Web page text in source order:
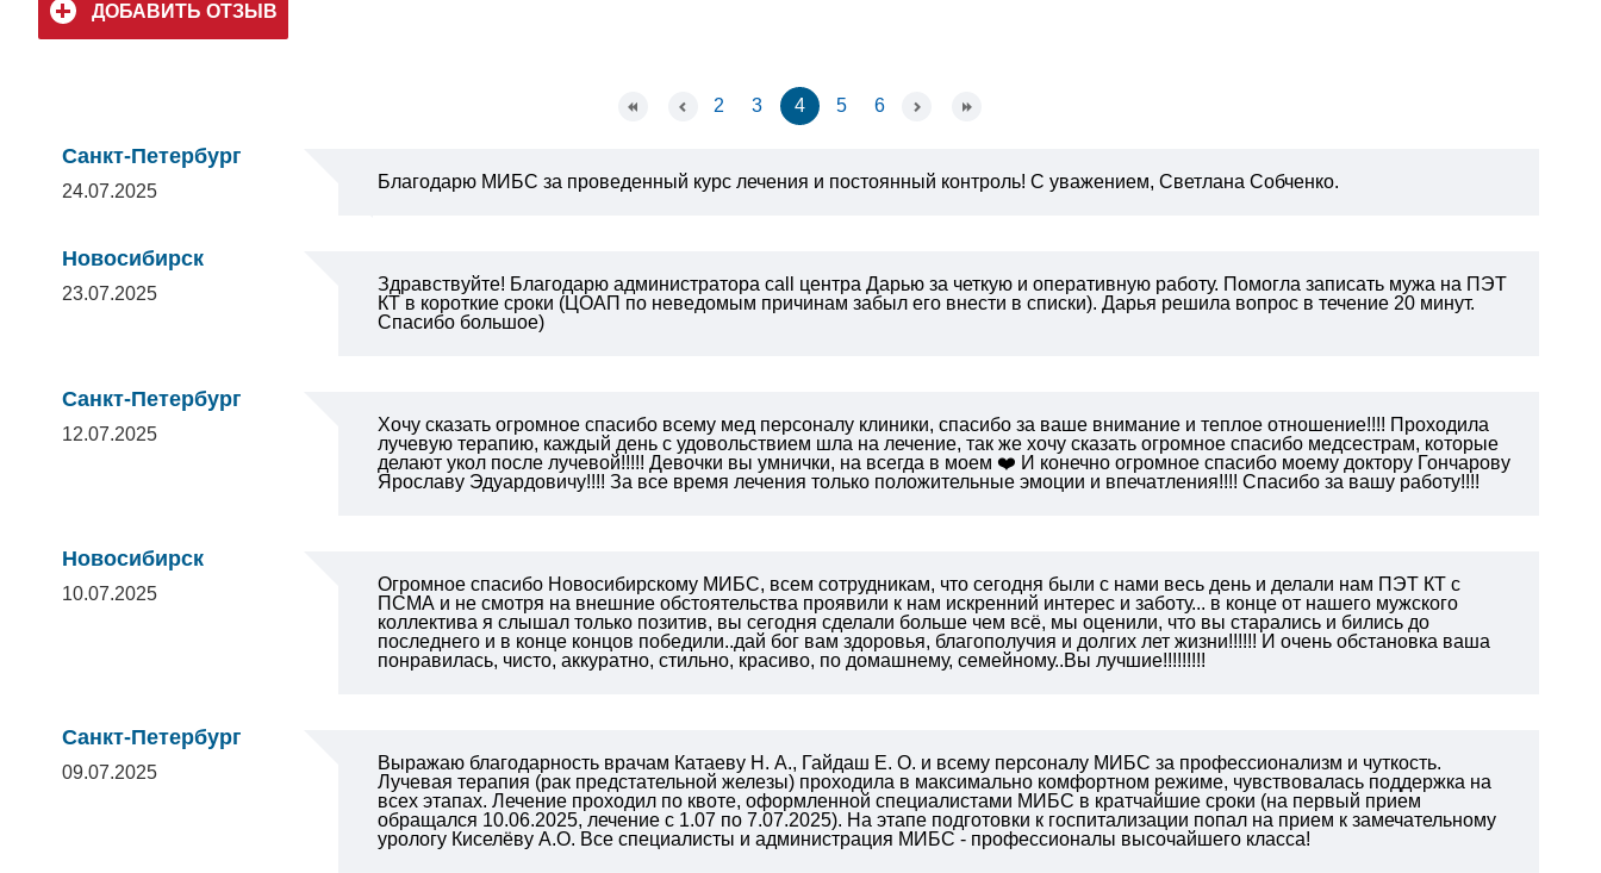
ДОБАВИТЬ ОТЗЫВ
2 3 4 5 6
Санкт-Петербург
24.07.2025 Благодарю МИБС за проведенный курс лечения и постоянный контроль! С уважением, Светлана Собченко.
Новосибирск
23.07.2025 Здравствуйте! Благодарю администратора call центра Дарью за четкую и оперативную работу. Помогла записать мужа на ПЭТ
КТ в короткие сроки (ЦОАП по неведомым причинам забыл его внести в списки). Дарья решила вопрос в течение 20 минут.
Спасибо большое)
Санкт-Петербург
12.07.2025
Хочу сказать огромное спасибо всему мед персоналу клиники, спасибо за ваше внимание и теплое отношение!!!! Проходила
лучевую терапию, каждый день с удовольствием шла на лечение, так же хочу сказать огромное спасибо медсестрам, которые
делают укол после лучевой!!!!! Девочки вы умнички, на всегда в моем ❤️ И конечно огромное спасибо моему доктору Гончарову
Ярославу Эдуардовичу!!!! За все время лечения только положительные эмоции и впечатления!!!! Спасибо за вашу работу!!!!
Новосибирск
10.07.2025
Огромное спасибо Новосибирскому МИБС, всем сотрудникам, что сегодня были с нами весь день и делали нам ПЭТ КТ с
ПСМА и не смотря на внешние обстоятельства проявили к нам искренний интерес и заботу... в конце от нашего мужского
коллектива я слышал только позитив, вы сегодня сделали больше чем всё, мы оценили, что вы старались и бились до
последнего и в конце концов победили..дай бог вам здоровья, благополучия и долгих лет жизни!!!!!! И очень обстановка ваша
понравилась, чисто, аккуратно, стильно, красиво, по домашнему, семейному..Вы лучшие!!!!!!!!!
Санкт-Петербург
09.07.2025
Выражаю благодарность врачам Катаеву Н. А., Гайдаш Е. О. и всему персоналу МИБС за профессионализм и чуткость.
Лучевая терапия (рак предстательной железы) проходила в максимально комфортном режиме, чувствовалась поддержка на
всех этапах. Лечение проходил по квоте, оформленной специалистами МИБС в кратчайшие сроки (на первый прием
обращался 10.06.2025, лечение с 1.07 по 7.07.2025). На этапе подготовки к госпитализации попал на прием к замечательному
урологу Киселёву А.О. Все специалисты и администрация МИБС - профессионалы высочайшего класса!